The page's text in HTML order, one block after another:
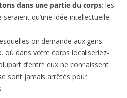
dans une partie du corps; les
qu’une idée intellectuelle.
on demande aux gens:
où dans votre corps localiseriez-
d’entre eux ne connaissent
sont jamais arrêtés pour